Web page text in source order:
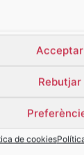
Acceptar
Rebutjar
de cookies
per
convidats.
nata